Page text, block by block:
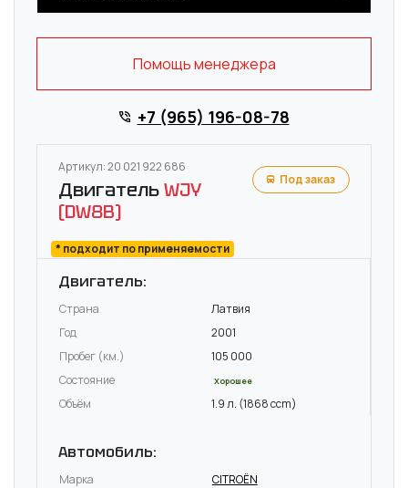
Помощь менеджера
+7 (965) 196-08-78
Артикул: 20 021 922 686
ДвигательWJY
(DW8B)
* подходит по применяемости
Под заказ
Двигатель:
Страна
Латвия
Год
2001
Пробег (км.)
105 000
Состояние
Хорошее
Объём 1.9 л. (1868 ccm)
Автомобиль:
Марка
CITROËN